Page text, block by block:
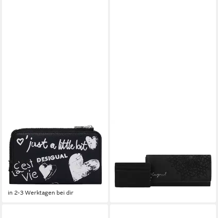
DESIGUAL
Geldbörse Seshat Emma 2.0
Wallet
(1)
32,17 € UVP 45,95 €
-30%
in 2-3 Werktagen bei dir
-43%
in 2-3 Werktagen bei dir